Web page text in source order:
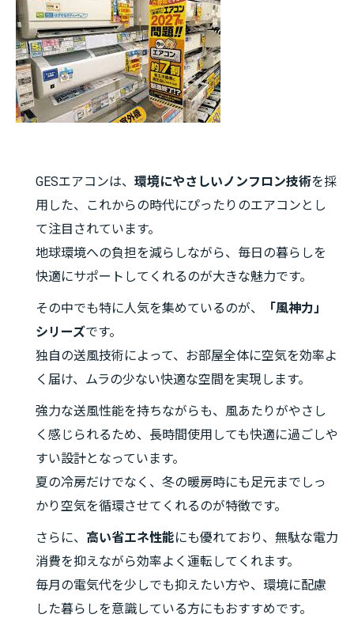
GESエアコンは、 環境にやさしいノンフロン技術を採
用した、これからの時代にぴったりのエアコンとし
て注目されています。
地球環境への負担を減らしながら、毎日の暮らしを
快適にサポートしてくれるのが大きな魅力です。
その中でも特に人気を集めているのが、
「風神力」
シリーズです。
独自の送風技術によって、お部屋全体に空気を効率よ
く届け、ムラの少ない快適な空間を実現します。
強力な送風性能を持ちながらも、風あたりがやさし
く感じられるため、長時間使用しても快適に過ごしや
すい設計となっています。
夏の冷房だけでなく、冬の暖房時にも足元までしっ
かり空気を循環させてくれるのが特徴です。
さらに、 高い省エネ性能にも優れており、無駄な電力
消費を抑えながら効率よく運転してくれます。
毎月の電気代を少しでも抑えたい方や、環境に配慮
した暮らしを意識している方にもおすすめです。